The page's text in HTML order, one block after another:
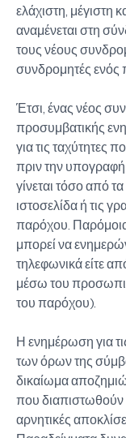
ελάχιστη, μέγιστη
αναμένεται στη
τους νέους
συνδρομητές ενός
Έτσι, ένας νέος
προσυμβατικής
για τις ταχύτητες
πριν την
γίνεται τόσο από
ιστοσελίδα ή τις
παρόχου.
μπορεί να
τηλεφωνικά είτε
μέσω του
του παρόχου).
Η ενημέρωση για
των όρων της
δικαίωμα
που διαπιστωθούν
αρνητικές